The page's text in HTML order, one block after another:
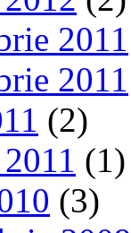
2011
2011
(2)
(1)
(3)